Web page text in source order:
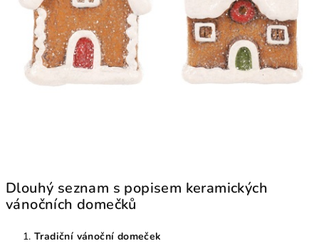
Dlouhý seznam s popisem keramických
vánočních domečků
Tradiční vánoční domeček